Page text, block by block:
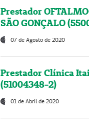
Prestador
SÃO GONÇALO
07 de Agosto de 2020
Prestador Clínica
(51004348-2)
01 de Abril de 2020